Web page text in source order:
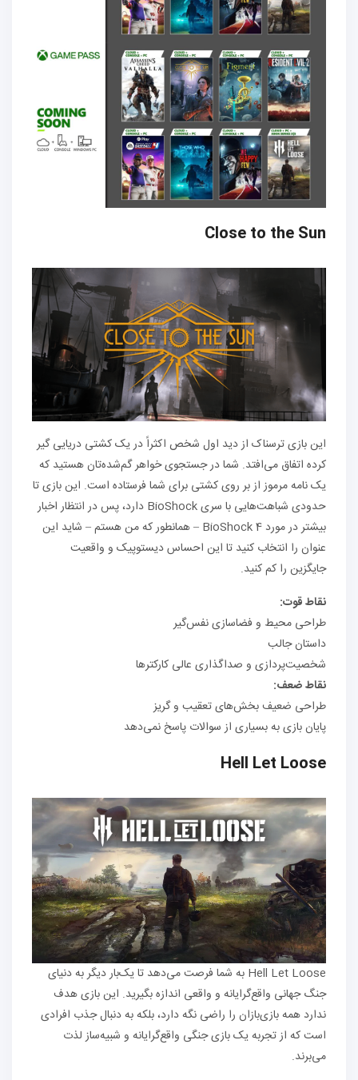
Close to the Sun
این بازی ترسناک از دید اول شخص اکثراً در یک کشتی دریایی گیر
کرده اتفاق می‌افتد. شما در جستجوی خواهر گم‌شده‌تان هستید که
یک نامه مرموز از بر روی کشتی برای شما فرستاده است. این بازی تا
حدودی شباهت‌هایی با سری BioShock دارد، پس در انتظار اخبار
بیشتر در مورد BioShock 4 – همانطور که من هستم – شاید این
عنوان را انتخاب کنید تا این احساس دیستوپیک و واقعیت
جایگزین را کم کنید.
نقاط قوت:
طراحی محیط و فضاسازی نفس‌گیر
داستان جالب
شخصیت‌پردازی و صداگذاری عالی کارکترها
نقاط ضعف:
طراحی ضعیف بخش‌های تعقیب و گریز
پایان بازی به بسیاری از سوالات پاسخ نمی‌دهد
Hell Let Loose
Hell Let Loose به شما فرصت می‌دهد تا یک‌بار دیگر به دنیای
جنگ جهانی واقع‌گرایانه و واقعی اندازه بگیرید. این بازی هدف
ندارد همه بازی‌بازان را راضی نگه دارد، بلکه به دنبال جذب افرادی
است که از تجربه یک بازی جنگی واقع‌گرایانه و شبیه‌ساز لذت
می‌برند.